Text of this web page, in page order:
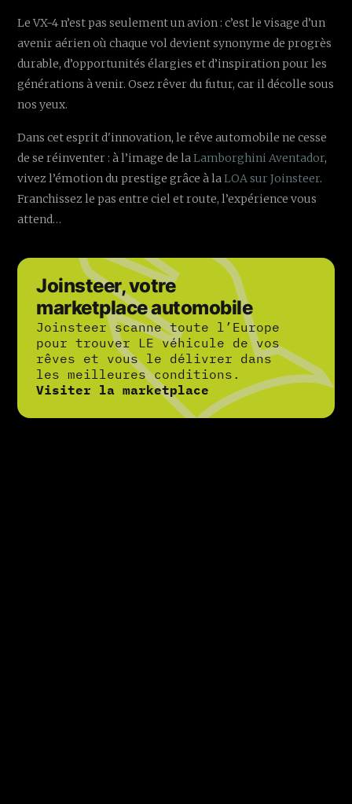
Le VX-4 n’est pas seulement un avion : c’est le visage d’un
avenir aérien où chaque vol devient synonyme de progrès
durable, d’opportunités élargies et d’inspiration pour les
générations à venir. Osez rêver du futur, car il décolle sous
nos yeux.
Dans cet esprit d'innovation, le rêve automobile ne cesse
de se réinventer : à l’image de laLamborghini Aventador,
vivez l’émotion du prestige grâce à laLOA sur Joinsteer.
Franchissez le pas entre ciel et route, l’expérience vous
attend…
Joinsteer, votre
marketplace automobile
Joinsteer scanne toute l’Europe
pour trouver LE véhicule de vos
rêves et vous le délivrer dans
les meilleures conditions.
Visiter la marketplace